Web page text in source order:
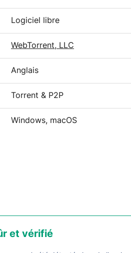
Logiciel libre
WebTorrent, LLC
Anglais
Torrent & P2P
Windows, macOS
et vérifié